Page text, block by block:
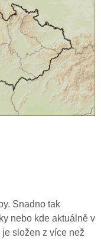
Snadno tak
nebo kde aktuálně v
složen z více než